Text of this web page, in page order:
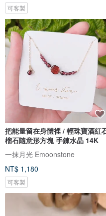
可客製
把能量留在身體裡 / 輕珠寶酒紅石
榴石隨意形方塊 手鍊水晶 14K
一抹月光 Emoonstone
NT$ 1,180
可客製